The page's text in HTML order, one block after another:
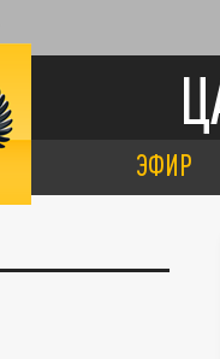
ЭФИР